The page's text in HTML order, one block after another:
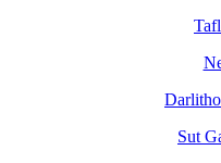
Sut